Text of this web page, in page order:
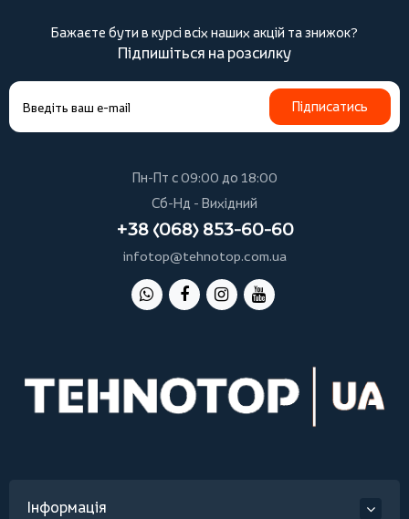
Бажаєте бути в курсі всіх наших акцій та знижок?
Підпишіться на розсилку
Підписатись
Пн-Пт с 09:00 до 18:00
Сб-Нд - Вихідний
+38 (068) 853-60-60
infotop@tehnotop.com.ua
Інформація